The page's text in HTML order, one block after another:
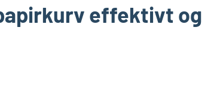
effektivt og